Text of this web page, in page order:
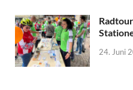
24. Juni